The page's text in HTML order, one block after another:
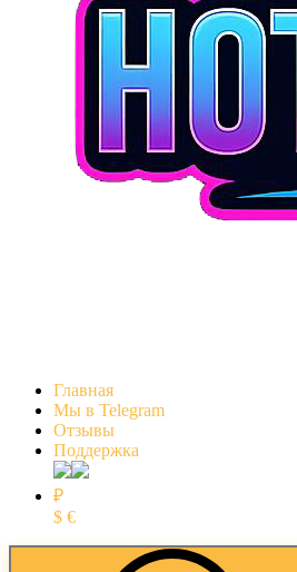
Главная
Мы в Telegram
Отзывы
Поддержка
₽
$ €